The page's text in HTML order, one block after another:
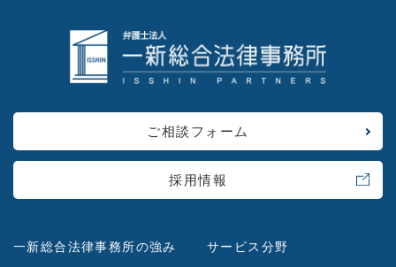
ご相談フォーム
採用情報
一新総合法律事務所の強み サービス分野